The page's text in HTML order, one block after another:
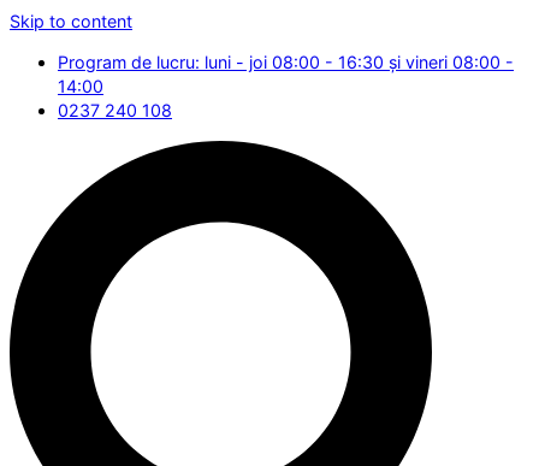
Skip to content
Program de lucru: luni - joi 08:00 - 16:30 și vineri 08:00 -
14:00
0237 240 108